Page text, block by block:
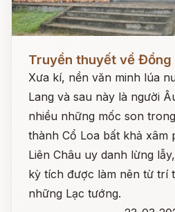
Đọc ngay
Truyền thuyết về Đồng
Xưa kí, nền văn minh lúa
Lang và sau này là người
nhiều những mốc son
thành Cổ Loa bất khả xâm
Liên Châu uy danh lừng
kỳ tích được làm nên từ trí
những Lạc tướng.